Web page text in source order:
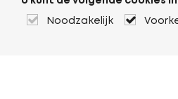
Noodzakelijk